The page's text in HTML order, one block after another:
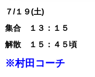
７/１９(土)
集合 １３：１５
解散 １５：４５頃
※村田コーチ